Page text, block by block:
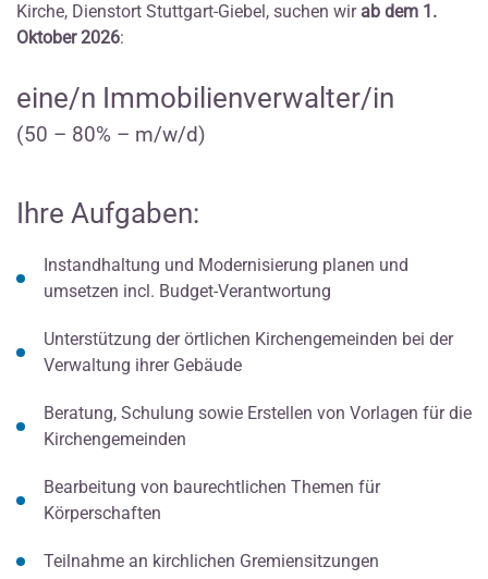
Kirche, Dienstort Stuttgart-Giebel, suchen wirab dem 1.
Oktober 2026:
eine/n Immobilienverwalter/in
(50 – 80% – m/w/d)
Ihre Aufgaben:
Instandhaltung und Modernisierung planen und
umsetzen incl. Budget-Verantwortung
Unterstützung der örtlichen Kirchengemeinden bei der
Verwaltung ihrer Gebäude
Beratung, Schulung sowie Erstellen von Vorlagen für die
Kirchengemeinden
Bearbeitung von baurechtlichen Themen für
Körperschaften
Teilnahme an kirchlichen Gremiensitzungen